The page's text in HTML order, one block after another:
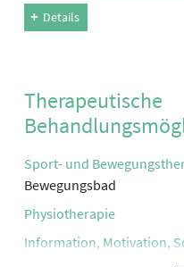
Details
Therapeutische
Sport- und
Bewegungsbad
Physiotherapie
Information, Motivation,